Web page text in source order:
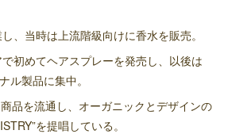
、当時は上流階級向けに香水を販売。
初めてヘアスプレーを発売し、以後は
ル製品に集中。
品を流通し、オーガニックとデザインの
を提唱している。